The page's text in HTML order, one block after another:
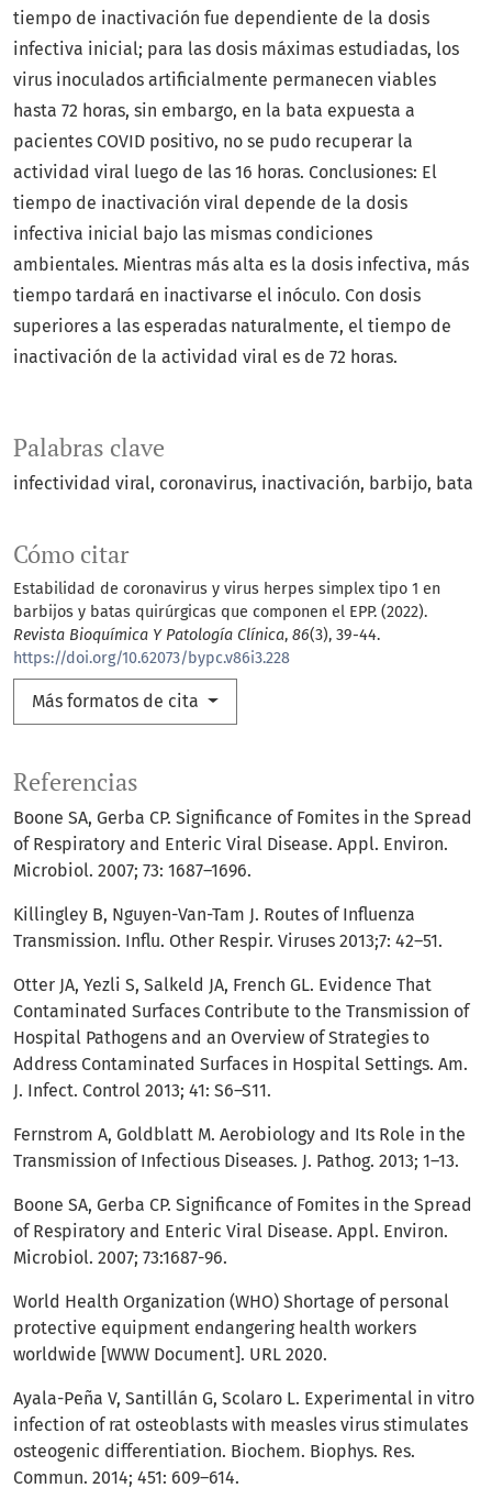
Palabras clave
infectividad viral coronavirus inactivación barbijo bata
Cómo citar
Estabilidad de coronavirus y virus herpes simplex tipo 1 en
barbijos y batas quirúrgicas que componen el EPP. (2022).
Revista Bioquímica Y Patología Clínica, 86(3), 39-44.
https://doi.org/10.62073/bypc.v86i3.228
Más formatos de cita
tiempo de inactivación fue dependiente de la dosis
infectiva inicial; para las dosis máximas estudiadas, los
virus inoculados artificialmente permanecen viables
hasta 72 horas, sin embargo, en la bata expuesta a
pacientes COVID positivo, no se pudo recuperar la
actividad viral luego de las 16 horas. Conclusiones: El
tiempo de inactivación viral depende de la dosis
infectiva inicial bajo las mismas condiciones
ambientales. Mientras más alta es la dosis infectiva, más
tiempo tardará en inactivarse el inóculo. Con dosis
superiores a las esperadas naturalmente, el tiempo de
inactivación de la actividad viral es de 72 horas.
Referencias
Boone SA, Gerba CP. Significance of Fomites in the Spread
of Respiratory and Enteric Viral Disease. Appl. Environ.
Microbiol. 2007; 73: 1687–1696.
Killingley B, Nguyen-Van-Tam J. Routes of Influenza
Transmission. Influ. Other Respir. Viruses 2013;7: 42–51.
Otter JA, Yezli S, Salkeld JA, French GL. Evidence That
Contaminated Surfaces Contribute to the Transmission of
Hospital Pathogens and an Overview of Strategies to
Address Contaminated Surfaces in Hospital Settings. Am.
J. Infect. Control 2013; 41: S6–S11.
Fernstrom A, Goldblatt M. Aerobiology and Its Role in the
Transmission of Infectious Diseases. J. Pathog. 2013; 1–13.
Boone SA, Gerba CP. Significance of Fomites in the Spread
of Respiratory and Enteric Viral Disease. Appl. Environ.
Microbiol. 2007; 73:1687-96.
World Health Organization (WHO) Shortage of personal
protective equipment endangering health workers
worldwide [WWW Document]. URL 2020.
Ayala-Peña V, Santillán G, Scolaro L. Experimental in vitro
infection of rat osteoblasts with measles virus stimulates
osteogenic differentiation. Biochem. Biophys. Res.
Commun. 2014; 451: 609–614.